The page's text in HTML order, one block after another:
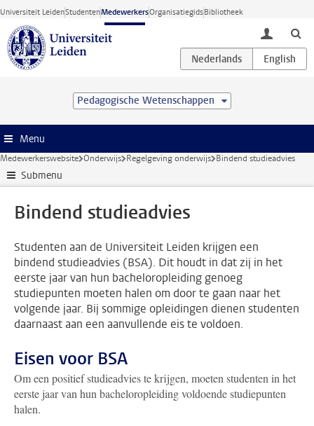
Ga direct naar de inhoud
Universiteit LeidenStudentenMedewerkersOrganisatiegidsBibliotheek
toggle
Pedagogische Wetenschappen
Menu
Medewerkerswebsite Onderwijs Regelgeving onderwijs Bindend studieadvies
Submenu
Bindend studieadvies
Studenten aan de Universiteit Leiden krijgen een
bindend studieadvies (BSA). Dit houdt in dat zij in het
eerste jaar van hun bacheloropleiding genoeg
studiepunten moeten halen om door te gaan naar het
volgende jaar. Bij sommige opleidingen dienen studenten
daarnaast aan een aanvullende eis te voldoen.
Eisen voor BSA
Om een positief studieadvies te krijgen, moeten studenten in het
eerste jaar van hun bacheloropleiding voldoende studiepunten
halen.